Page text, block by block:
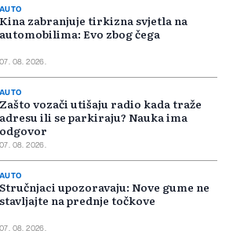
AUTO
Kina zabranjuje tirkizna svjetla na
automobilima: Evo zbog čega
07. 08. 2026.
AUTO
Zašto vozači utišaju radio kada traže
adresu ili se parkiraju? Nauka ima
odgovor
07. 08. 2026.
AUTO
Stručnjaci upozoravaju: Nove gume ne
stavljajte na prednje točkove
07. 08. 2026.